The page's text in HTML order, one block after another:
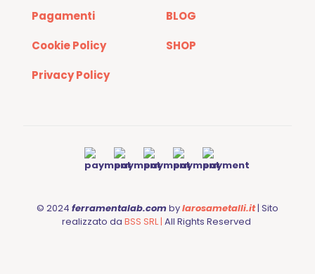
Pagamenti
Cookie Policy
Privacy Policy
BLOG
SHOP
© 2024 ferramentalab.combylarosametalli.it| Sito
realizzato da BSS SRL | All Rights Reserved